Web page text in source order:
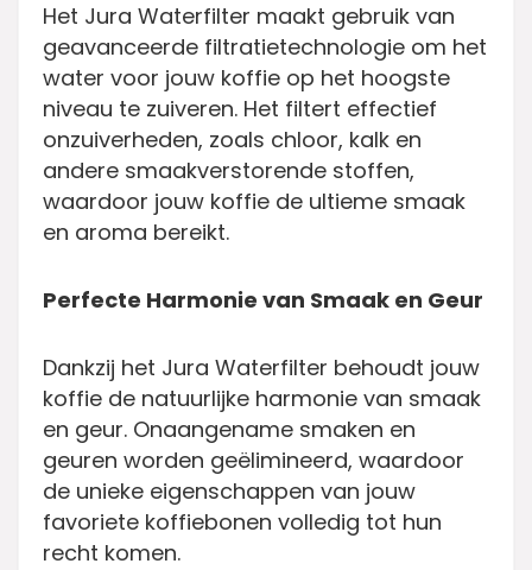
Het Jura Waterfilter maakt gebruik van
geavanceerde filtratietechnologie om het
water voor jouw koffie op het hoogste
niveau te zuiveren. Het filtert effectief
onzuiverheden, zoals chloor, kalk en
andere smaakverstorende stoffen,
waardoor jouw koffie de ultieme smaak
en aroma bereikt.
Perfecte Harmonie van Smaak en Geur
Dankzij het Jura Waterfilter behoudt jouw
koffie de natuurlijke harmonie van smaak
en geur. Onaangename smaken en
geuren worden geëlimineerd, waardoor
de unieke eigenschappen van jouw
favoriete koffiebonen volledig tot hun
recht komen.